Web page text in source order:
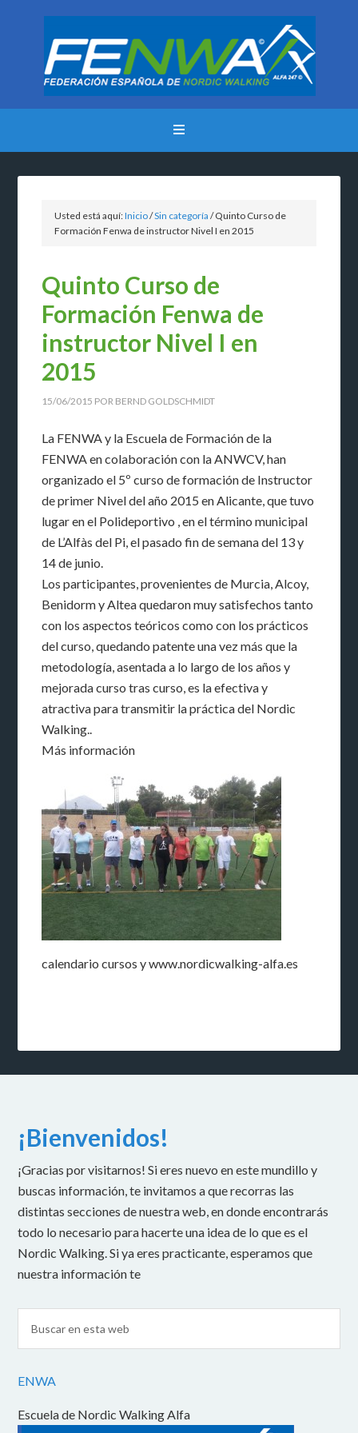
Usted está aquí:Inicio/Sin categoría /Quinto Curso de
Formación Fenwa de instructor Nivel I en 2015
Quinto Curso de
Formación Fenwa de
instructor Nivel I en
2015
15/06/2015 POR BERND GOLDSCHMIDT
La FENWA y la Escuela de Formación de la
FENWA en colaboración con la ANWCV, han
organizado el 5º curso de formación de Instructor
de primer Nivel del año 2015 en Alicante, que tuvo
lugar en el Polideportivo , en el término municipal
de L’Alfàs del Pi, el pasado fin de semana del 13 y
14 de junio.
Los participantes, provenientes de Murcia, Alcoy,
Benidorm y Altea quedaron muy satisfechos tanto
con los aspectos teóricos como con los prácticos
del curso, quedando patente una vez más que la
metodología, asentada a lo largo de los años y
mejorada curso tras curso, es la efectiva y
atractiva para transmitir la práctica del Nordic
Walking..
Más información
calendario cursos y www.nordicwalking-alfa.es
¡Bienvenidos!
¡Gracias por visitarnos! Si eres nuevo en este mundillo y
buscas información, te invitamos a que recorras las
distintas secciones de nuestra web, en donde encontrarás
todo lo necesario para hacerte una idea de lo que es el
Nordic Walking. Si ya eres practicante, esperamos que
nuestra información te
ENWA
Escuela de Nordic Walking Alfa